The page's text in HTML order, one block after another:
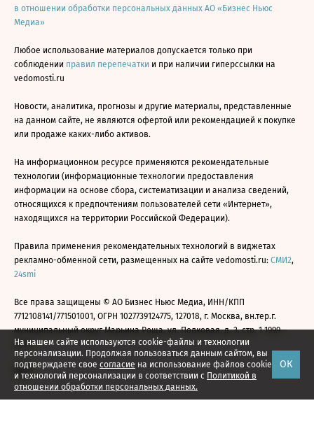
На нашем сайте используются cookie-файлы и технологии
персонализации. Продолжая пользоваться данным сайтом, вы
подтверждаете свое согласие на использование файлов cookie
и технологий персонализации в соответствии с Политикой в
отношении обработки персональных данных.
ОК
в отношении обработки персональных данных АО «Бизнес Ньюс
Медиа»
Любое использование материалов допускается только при
соблюдении правил перепечатки и при наличии гиперссылки на
vedomosti.ru
Новости, аналитика, прогнозы и другие материалы, представленные
на данном сайте, не являются офертой или рекомендацией к покупке
или продаже каких-либо активов.
На информационном ресурсе применяются рекомендательные
технологии (информационные технологии предоставления
информации на основе сбора, систематизации и анализа сведений,
относящихся к предпочтениям пользователей сети «Интернет»,
находящихся на территории Российской Федерации).
Правила применения рекомендательных технологий в виджетах
рекламно-обменной сети, размещенных на сайте vedomosti.ru: СМИ2,
24smi
Все права защищены © АО Бизнес Ньюс Медиа, ИНН/КПП
7712108141/771501001, ОГРН 1027739124775, 127018, г. Москва, вн.тер.г.
муниципальный округ Марьина Роща, ул. Полковая, д. 3, стр. 1 1999—
2026